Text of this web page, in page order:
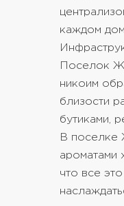
каждом
Поселок
никоим
близости
бутиками,
В поселке
ароматами
что все